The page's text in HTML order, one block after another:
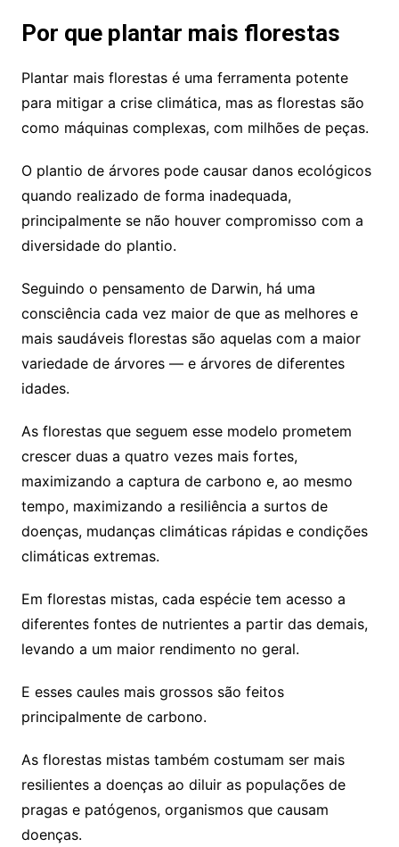
Por que plantar mais florestas
Plantar mais florestas é uma ferramenta potente
para mitigar a crise climática, mas as florestas são
como máquinas complexas, com milhões de peças.
O plantio de árvores pode causar danos ecológicos
quando realizado de forma inadequada,
principalmente se não houver compromisso com a
diversidade do plantio.
Seguindo o pensamento de Darwin, há uma
consciência cada vez maior de que as melhores e
mais saudáveis ​​florestas são aquelas com a maior
variedade de árvores — e árvores de diferentes
idades.
As florestas que seguem esse modelo prometem
crescer duas a quatro vezes mais fortes,
maximizando a captura de carbono e, ao mesmo
tempo, maximizando a resiliência a surtos de
doenças, mudanças climáticas rápidas e condições
climáticas extremas.
Em florestas mistas, cada espécie tem acesso a
diferentes fontes de nutrientes a partir das demais,
levando a um maior rendimento no geral.
E esses caules mais grossos são feitos
principalmente de carbono.
As florestas mistas também costumam ser mais
resilientes a doenças ao diluir as populações de
pragas e patógenos, organismos que causam
doenças.